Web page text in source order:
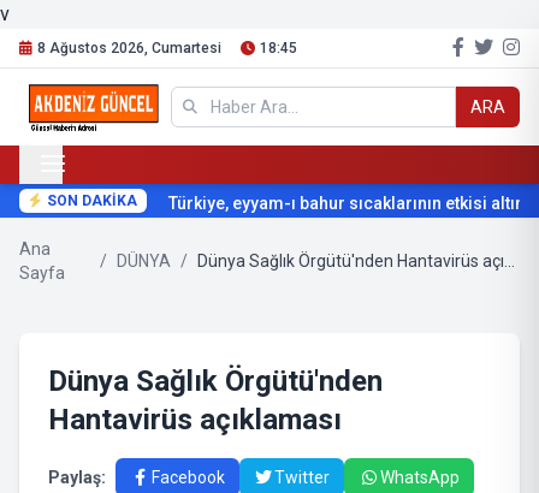
v
8 Ağustos 2026, Cumartesi 18:45
ARA
SON DAKİKA Türkiye, eyyam-ı bahur sıcaklarının etkisi altına
Ana
Sayfa
/ DÜNYA /
Dünya Sağlık Örgütü'nden
Hantavirüs açıklaması
Paylaş: Facebook Twitter WhatsApp